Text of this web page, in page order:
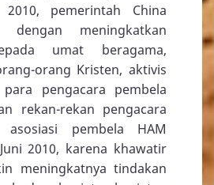
2010, pemerintah China
dengan meningkatkan
umat beragama,
orang Kristen, aktivis
pengacara pembela
rekan-rekan pengacara
asosiasi pembela HAM
2010, karena khawatir
meningkatnya tindakan